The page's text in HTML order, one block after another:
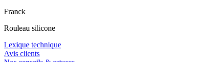
Franck
Rouleau silicone
Lexique technique
Avis clients